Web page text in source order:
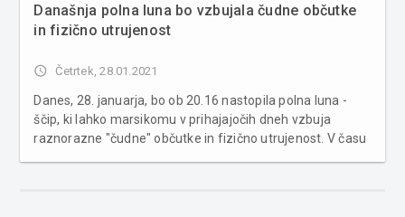
Današnja polna luna bo vzbujala čudne občutke
in fizično utrujenost
access_time Četrtek, 28.01.2021
Danes, 28. januarja, bo ob 20.16 nastopila polna luna -
ščip, ki lahko marsikomu v prihajajočih dneh vzbuja
raznorazne "čudne" občutke in fizično utrujenost. V času